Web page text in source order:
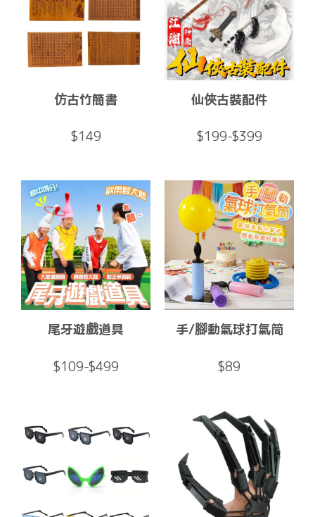
仿古竹簡書
$149
仙俠古裝配件
$199-$399
尾牙遊戲道具
$109-$499
手/腳動氣球打氣筒
$89